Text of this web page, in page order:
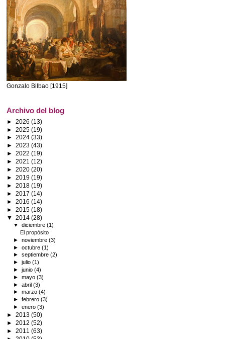
Gonzalo Bilbao [1915]
Archivo del blog
► 2026 (13)
► 2025 (19)
► 2024 (33)
► 2023 (43)
► 2022 (19)
► 2021 (12)
► 2020 (20)
► 2019 (19)
► 2018 (19)
► 2017 (14)
► 2016 (14)
► 2015 (18)
▼ 2014 (28)
▼diciembre(1)
El propósito
►noviembre(3)
►octubre(1)
►septiembre(2)
►julio(1)
►junio(4)
►mayo(3)
►abril(3)
►marzo(4)
►febrero(3)
►enero(3)
► 2013 (50)
► 2012 (52)
► 2011 (63)